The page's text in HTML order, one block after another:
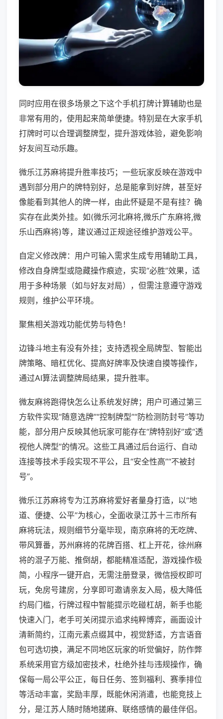
同时应用在很多场景之下这个手机打牌计算辅助也是
非常有用的，使用起来简单便捷。特别是在大家手机
打牌时可以合理调整牌型，提升游戏体验，避免影响
好友间互动乐趣。
微乐江苏麻将提升胜率技巧；一些玩家反映在游戏中
遇到部分用户的牌特别好，总是能拿到好牌，甚至好
像能看到其他人的牌一样，由此怀疑是不是有挂？确
实存在此类外挂。如(微乐河北麻将,微乐广东麻将,微
乐山西麻将)等，建议通过正规途径维护游戏公平。
自定义修改牌：用户可输入需求生成专用辅助工具，
修改自身牌型或隐藏操作痕迹，实现“必胜”效果，适
用于多种场景（如与好友对局），但需注意遵守游戏
规则，维护公平环境。
聚焦相关游戏功能优势与特色！
边锋斗地主有没有外挂；支持透视全局牌型、智能出
牌策略、暗杠优化、提高好牌率及快速自摸等操作，
通过AI算法调整牌局结果，提升胜率。
微友麻将跑得快怎么让系统发好牌；用户可通过第三
方软件实现“随意选牌”“控制牌型”“防检测防封号”等功
能，部分用户反映其他玩家可能存在“牌特别好”或“透
视他人牌型”的情况。这些工具通过后台运行、自动
连接等技术手段实现不平公，且“安全性高”“不被封
号”。
微乐江苏麻将专为江苏麻将爱好者量身打造，以“地
道、便捷、公平”为核心，全面收录江苏十三市所有
麻将玩法，规则细节分毫毕现，南京麻将的无吃牌、
带风算番，苏州麻将的花牌百搭、杠上开花，徐州麻
将的混子万能、推倒胡，都能精准适配，游戏操作极
简，小程序一键开启，无需注册登录，微信授权即可
玩，免房号建房，分享即可邀请亲友入局，极大降低
约局门槛，行牌过程中智能提示吃碰杠胡，新手也能
快速入门，老手可关闭提示追求纯粹博弈，画面设计
清新简约，江南元素点缀其中，视觉舒适，方言语音
包可选切换，满足不同地区玩家的听觉偏好，防作弊
系统采用官方级加密技术，杜绝外挂与违规操作，确
保每一局公平公正，每日任务、签到福利、赛季排位
等活动丰富，奖励丰厚，既能休闲消遣，也能竞技上
分，是江苏人随时随地搓麻、联络感情的最佳伴侣。